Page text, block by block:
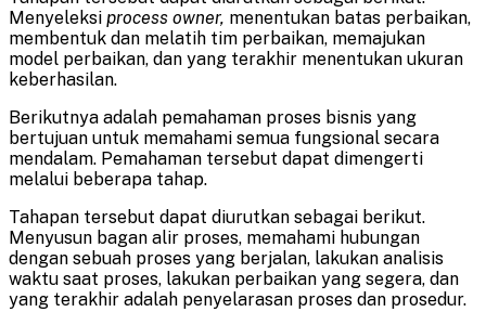
Menyeleksi process owner, menentukan batas perbaikan,
membentuk dan melatih tim perbaikan, memajukan
model perbaikan, dan yang terakhir menentukan ukuran
keberhasilan.
Berikutnya adalah pemahaman proses bisnis yang
bertujuan untuk memahami semua fungsional secara
mendalam. Pemahaman tersebut dapat dimengerti
melalui beberapa tahap.
Tahapan tersebut dapat diurutkan sebagai berikut.
Menyusun bagan alir proses, memahami hubungan
dengan sebuah proses yang berjalan, lakukan analisis
waktu saat proses, lakukan perbaikan yang segera, dan
yang terakhir adalah penyelarasan proses dan prosedur.